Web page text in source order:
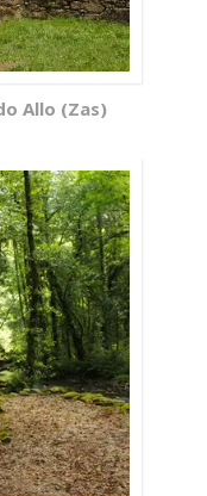
Allo (Zas)